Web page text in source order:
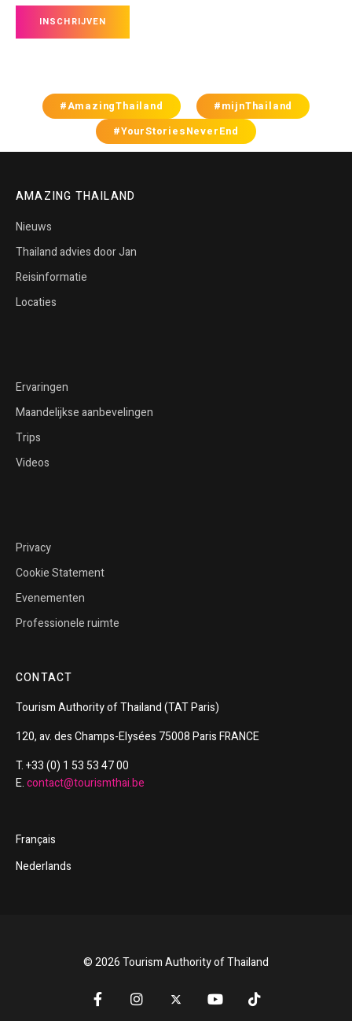
#AmazingThailand
#mijnThailand
#YourStoriesNeverEnd
AMAZING THAILAND
Nieuws
Thailand advies door Jan
Reisinformatie
Locaties
Ervaringen
Maandelijkse aanbevelingen
Trips
Videos
Privacy
Cookie Statement
Evenementen
Professionele ruimte
CONTACT
TourismAuthority ofThailand(TAT Paris)
120, av. des Champs-Elysées 75008 Paris FRANCE
T. +33 (0) 1 53 53 47 00
E.contact@tourismthai.be
Français
Nederlands
© 2026 Tourism Authority of Thailand